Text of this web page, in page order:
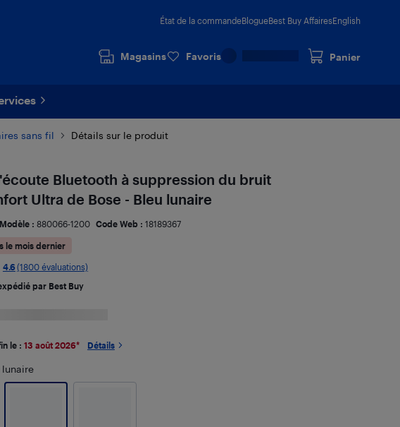
État de la commandeBlogueBest Buy AffairesEnglish
Magasins Favoris Panier
sans fil Détails sur le produit
Bluetooth à suppression du bruit
Ultra de Bose - Bleu lunaire
Modèle : 880066-1200 Code Web : 18189367
le mois dernier
4.6 (1800 évaluations)
par Best Buy
le : 13 août 2026* Détails
lunaire